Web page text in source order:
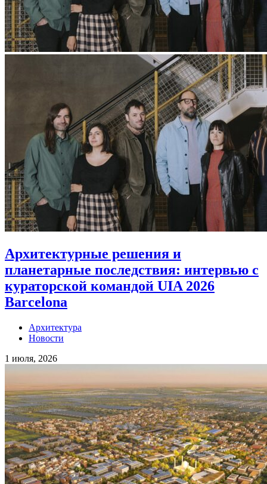
Архитектурные решения и
планетарные последствия: интервью с
кураторской командой UIA 2026
Barcelona
Архитектура
Новости
1 июля, 2026